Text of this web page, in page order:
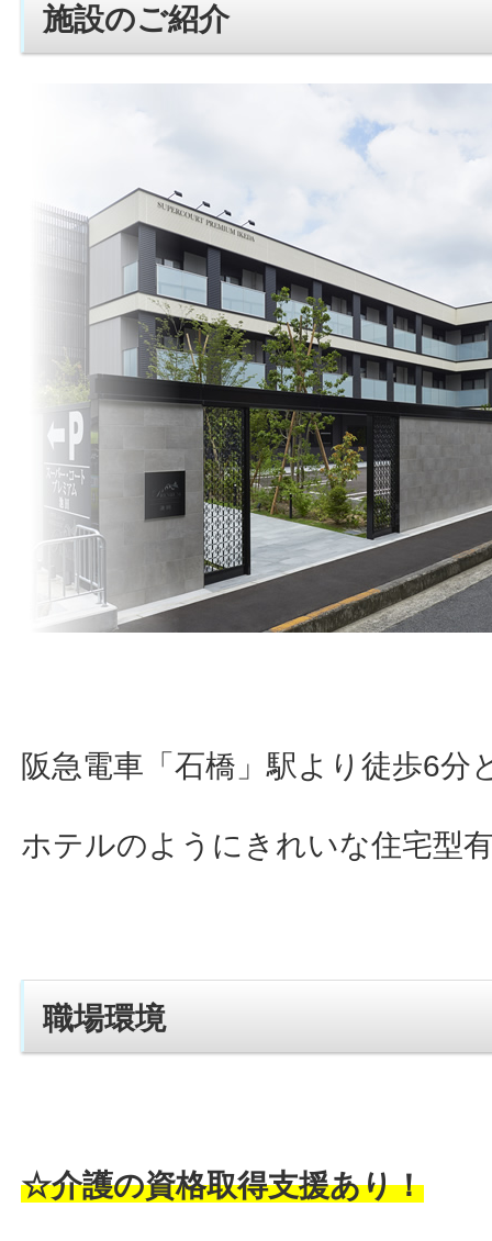
施設のご紹介
阪急電車「石橋」駅より徒歩6分
ホテルのようにきれいな住宅型
職場環境
☆介護の資格取得支援あり！